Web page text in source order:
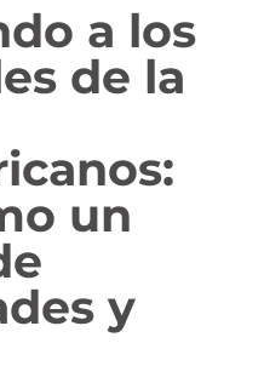
a los
de la
un
y